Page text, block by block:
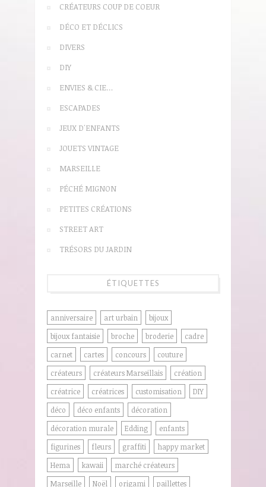
CRÉATEURS COUP DE COEUR
DÉCO ET DÉCLICS
DIVERS
DIY
ENVIES & CIE…
ESCAPADES
JEUX D'ENFANTS
JOUETS VINTAGE
MARSEILLE
PÉCHÉ MIGNON
PETITES CRÉATIONS
STREET ART
TRÉSORS DU JARDIN
ÉTIQUETTES
anniversaire art urbain
bijoux
bijoux fantaisie
broche broderie
cadre
carnet
cartes concours
couture
créateurs
créateurs Marseillais
création
créatrice
créatrices customisation
DIY
déco
déco enfants
décoration
décoration murale
Edding
enfants
figurines
fleurs graffiti
happy market
Hema
kawaii
marché créateurs
Marseille
Noël origami paillettes